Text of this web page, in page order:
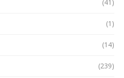
(41)
(1)
(14)
(239)